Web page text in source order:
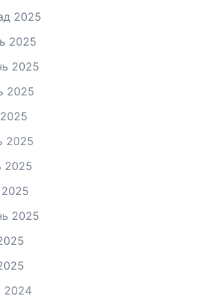
2025
2025
2025
2025
2025
2025
2025
2025
2024